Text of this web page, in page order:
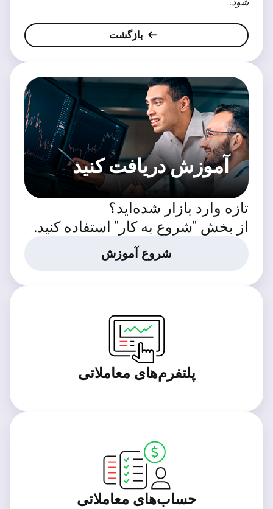
بازگشت
آموزش دریافت کنید
تازه وارد بازار شده‌اید؟
از بخش "شروع به کار" استفاده کنید.
شروع آموزش
پلتفرم‌های معاملاتی
حساب‌های معاملاتی